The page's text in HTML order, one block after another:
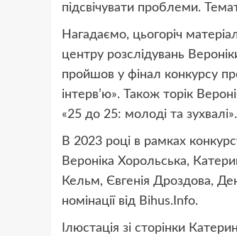
підсвічувати проблеми.
Нагадаємо, цьогоріч
центру розслідувань
пройшов у фінал конкурсу
інтерв’ю». Також торік
«25 до 25: молоді та зухвалі».
В 2023 році в рамках
Вероніка Хорольська,
Кельм, Євгенія Дроздова,
номінації від Bihus.Info.
Ілюстація зі сторінки